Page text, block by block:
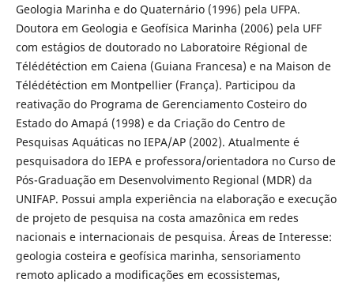
Geologia Marinha e do Quaternário (1996) pela UFPA.
Doutora em Geologia e Geofísica Marinha (2006) pela UFF
com estágios de doutorado no Laboratoire Régional de
Télédétéction em Caiena (Guiana Francesa) e na Maison de
Télédétéction em Montpellier (França). Participou da
reativação do Programa de Gerenciamento Costeiro do
Estado do Amapá (1998) e da Criação do Centro de
Pesquisas Aquáticas no IEPA/AP (2002). Atualmente é
pesquisadora do IEPA e professora/orientadora no Curso de
Pós-Graduação em Desenvolvimento Regional (MDR) da
UNIFAP. Possui ampla experiência na elaboração e execução
de projeto de pesquisa na costa amazônica em redes
nacionais e internacionais de pesquisa. Áreas de Interesse:
geologia costeira e geofísica marinha, sensoriamento
remoto aplicado a modificações em ecossistemas,